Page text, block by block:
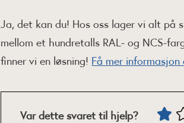
Ja, det kan du! Hos oss lager vi alt på
mellom et hundretalls RAL- og NCS-
finner vi en løsning! Få mer
Var dette svaret til hjelp?